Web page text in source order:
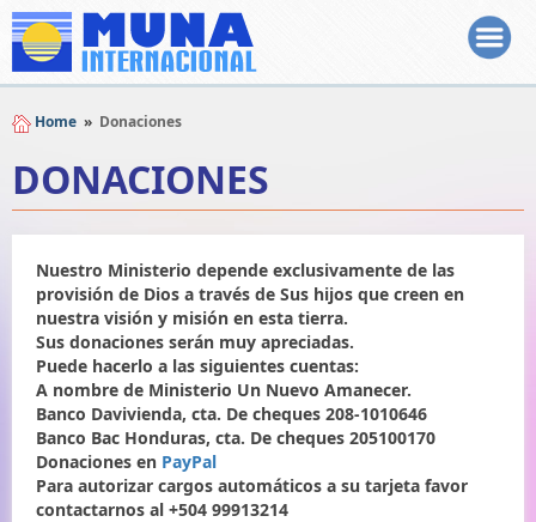
Home » Donaciones
DONACIONES
Nuestro Ministerio depende exclusivamente de las
provisión de Dios a través de Sus hijos que creen en
nuestra visión y misión en esta tierra.
Sus donaciones serán muy apreciadas.
Puede hacerlo a las siguientes cuentas:
A nombre de Ministerio Un Nuevo Amanecer.
Banco Davivienda, cta. De cheques 208-1010646
Banco Bac Honduras, cta. De cheques 205100170
Donaciones en PayPal
Para autorizar cargos automáticos a su tarjeta favor
contactarnos al +504 99913214